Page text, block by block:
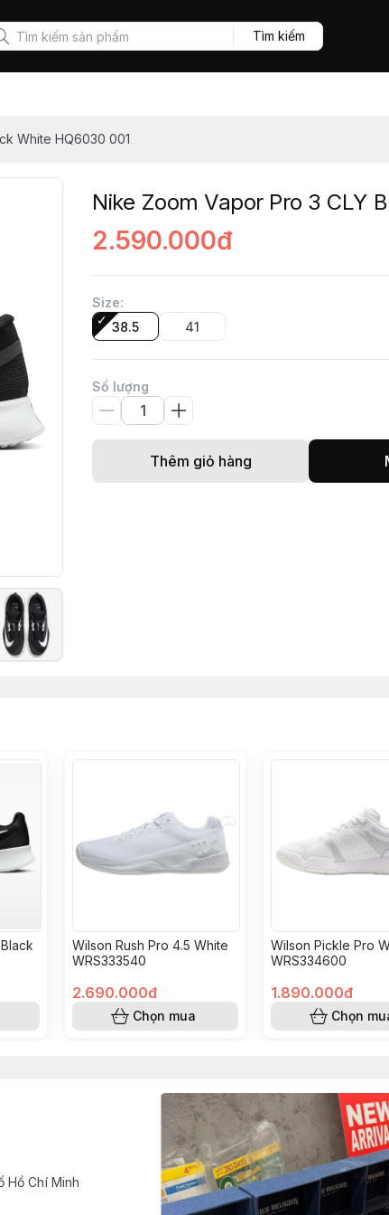
Tìm kiếm
White HQ6030 001
Nike Zoom Vapor Pro 3 CLY
2.590.000đ
Size:
38.5
41
Số lượng
Thêm giỏ hàng
Wilson Rush Pro 4.5 White
WRS333540
2.690.000đ
Chọn mua
Wilson Pickle Pro
WRS334600
1.890.000đ
Chọn
Hồ Chí Minh